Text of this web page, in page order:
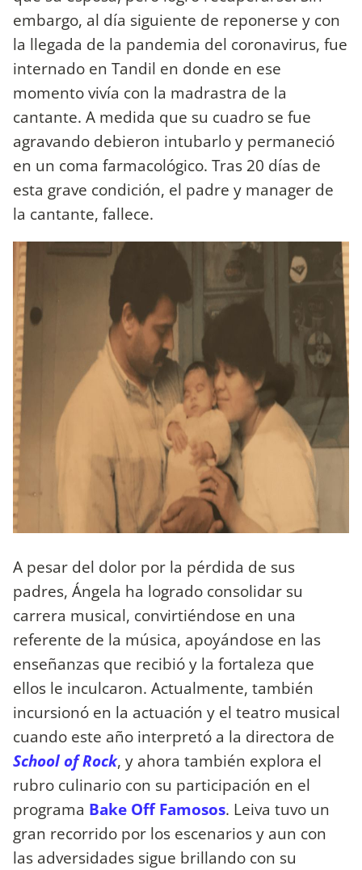
embargo, al día siguiente de reponerse y con
la llegada de la pandemia del coronavirus, fue
internado en Tandil en donde en ese
momento vivía con la madrastra de la
cantante. A medida que su cuadro se fue
agravando debieron intubarlo y permaneció
en un coma farmacológico. Tras 20 días de
esta grave condición, el padre y manager de
la cantante, fallece.
A pesar del dolor por la pérdida de sus
padres, Ángela ha logrado consolidar su
carrera musical, convirtiéndose en una
referente de la música, apoyándose en las
enseñanzas que recibió y la fortaleza que
ellos le inculcaron. Actualmente, también
incursionó en la actuación y el teatro musical
cuando este año interpretó a la directora de
School of Rock, y ahora también explora el
rubro culinario con su participación en el
programa Bake Off Famosos. Leiva tuvo un
gran recorrido por los escenarios y aun con
las adversidades sigue brillando con su